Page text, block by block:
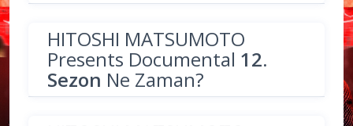
HITOSHI MATSUMOTO
Presents Documental 12.
Sezon Ne Zaman?